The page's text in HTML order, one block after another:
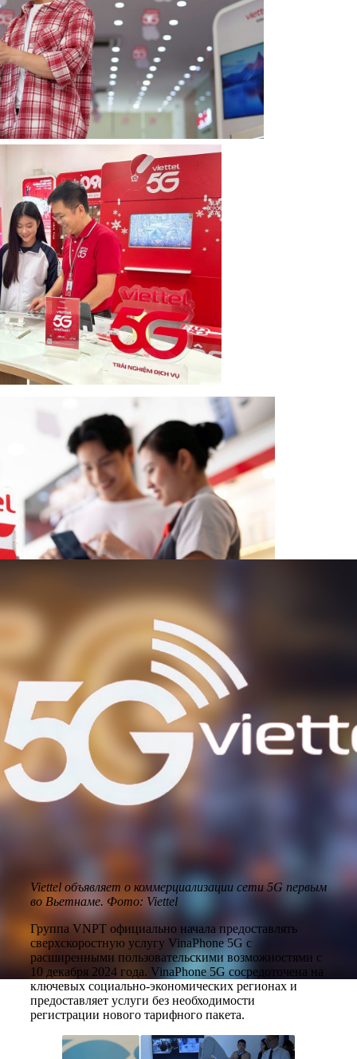
Viettel объявляет о коммерциализации сети 5G первым
во Вьетнаме. Фото: Viettel
Группа VNPT официально начала предоставлять
сверхскоростную услугу VinaPhone 5G с
расширенными пользовательскими возможностями с
10 декабря 2024 года. VinaPhone 5G сосредоточена на
ключевых социально-экономических регионах и
предоставляет услуги без необходимости
регистрации нового тарифного пакета.